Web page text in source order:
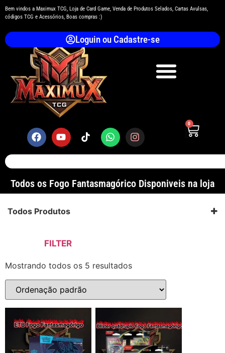
Bem vindos a Maximux TCG, Loja de Card Game, Venda de Produtos Selados, Cartas Avulsas,
códigos TCG e Acessórios, Boas compras :)
Loguin ou Cadastre-se
0
Todos os Fogo Fantasmagórico Disponiveis na loja
Todos Produtos
Booster Box
Fogo Fantasmagórico
Mini Display
FILTER
Mostrando todos os 5 resultados